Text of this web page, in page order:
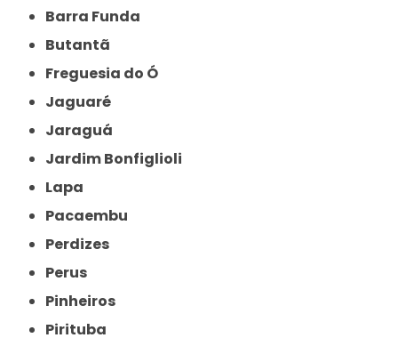
Barra Funda
Butantã
Freguesia do Ó
Jaguaré
Jaraguá
Jardim Bonfiglioli
Lapa
Pacaembu
Perdizes
Perus
Pinheiros
Pirituba